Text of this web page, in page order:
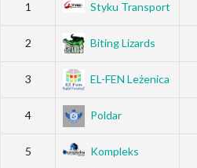
1 Styku Transport
2 Biting Lizards
3 EL-FEN Leżenica
4 Poldar
5
Kompleks